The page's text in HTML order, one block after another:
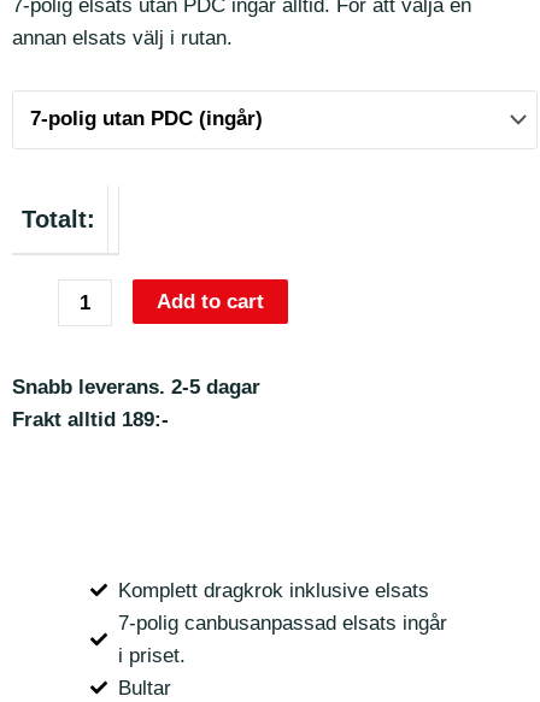
7-polig elsats utan PDC ingår alltid. För att välja en
annan elsats välj i rutan.
Totalt:
Add to cart
Snabb leverans. 2-5 dagar
Frakt alltid 189:-
Komplett dragkrok inklusive elsats
7-polig canbusanpassad elsats ingår
i priset.
Bultar